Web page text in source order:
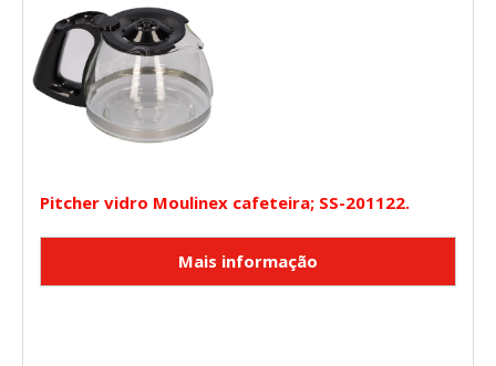
Pitcher vidro Moulinex cafeteira; SS-201122.